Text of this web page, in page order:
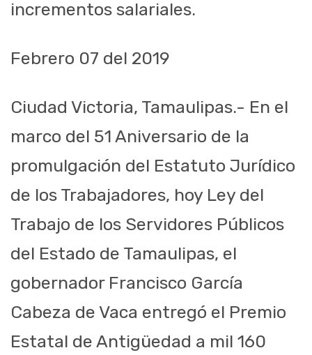
incrementos salariales.
Febrero 07 del 2019
Ciudad Victoria, Tamaulipas.- En el
marco del 51 Aniversario de la
promulgación del Estatuto Jurídico
de los Trabajadores, hoy Ley del
Trabajo de los Servidores Públicos
del Estado de Tamaulipas, el
gobernador Francisco García
Cabeza de Vaca entregó el Premio
Estatal de Antigüedad a mil 160